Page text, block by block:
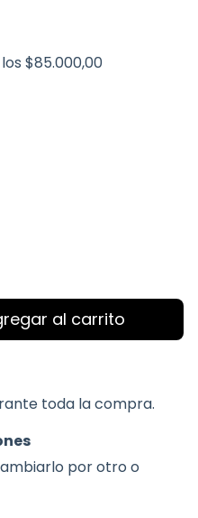
los$85.000,00
toda la compra.
por otro o